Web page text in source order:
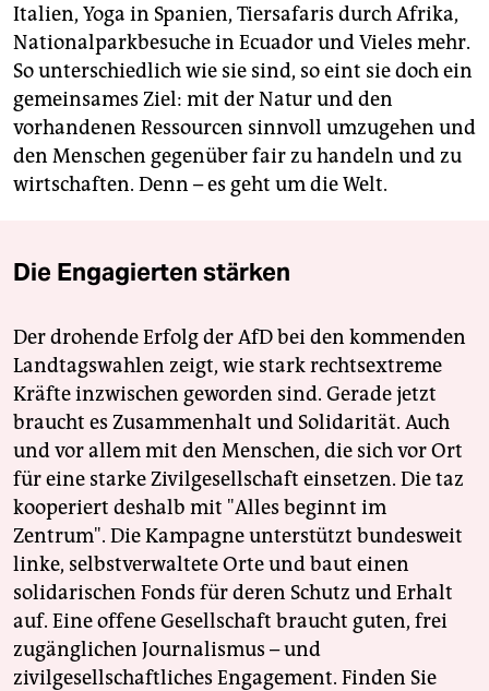
Italien, Yoga in Spanien, Tiersafaris durch Afrika,
Nationalparkbesuche in Ecuador und Vieles mehr.
So unterschiedlich wie sie sind, so eint sie doch ein
gemeinsames Ziel: mit der Natur und den
vorhandenen Ressourcen sinnvoll umzugehen und
den Menschen gegenüber fair zu handeln und zu
wirtschaften. Denn – es geht um die Welt.
Die Engagierten stärken
Der drohende Erfolg der AfD bei den kommenden
Landtagswahlen zeigt, wie stark rechtsextreme
Kräfte inzwischen geworden sind. Gerade jetzt
braucht es Zusammenhalt und Solidarität. Auch
und vor allem mit den Menschen, die sich vor Ort
für eine starke Zivilgesellschaft einsetzen. Die taz
kooperiert deshalb mit "Alles beginnt im
Zentrum". Die Kampagne unterstützt bundesweit
linke, selbstverwaltete Orte und baut einen
solidarischen Fonds für deren Schutz und Erhalt
auf. Eine offene Gesellschaft braucht guten, frei
zugänglichen Journalismus – und
zivilgesellschaftliches Engagement. Finden Sie